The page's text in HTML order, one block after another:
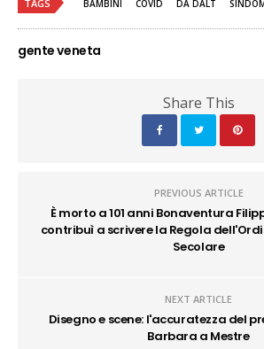
TAGS BAMBINI COVID DA DALT
gente veneta
Share This
PREVIOUS ARTICLE
È morto a 101 anni Bonaventura
contribuì a scrivere la Regola
Secolare
NEXT ARTICLE
Disegno e scene: l'accuratezza del
Barbara a Mestre